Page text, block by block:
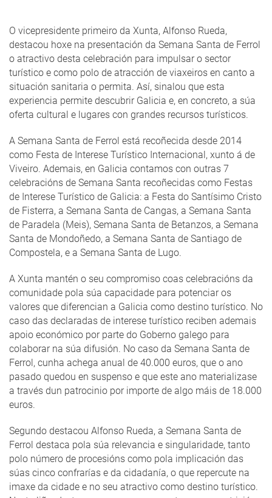
O vicepresidente primeiro da Xunta, Alfonso Rueda,
destacou hoxe na presentación da Semana Santa de Ferrol
o atractivo desta celebración para impulsar o sector
turístico e como polo de atracción de viaxeiros en canto a
situación sanitaria o permita. Así, sinalou que esta
experiencia permite descubrir Galicia e, en concreto, a súa
oferta cultural e lugares con grandes recursos turísticos.
A Semana Santa de Ferrol está recoñecida desde 2014
como Festa de Interese Turístico Internacional, xunto á de
Viveiro. Ademais, en Galicia contamos con outras 7
celebracións de Semana Santa recoñecidas como Festas
de Interese Turístico de Galicia: a Festa do Santísimo Cristo
de Fisterra, a Semana Santa de Cangas, a Semana Santa
de Paradela (Meis), Semana Santa de Betanzos, a Semana
Santa de Mondoñedo, a Semana Santa de Santiago de
Compostela, e a Semana Santa de Lugo.
A Xunta mantén o seu compromiso coas celebracións da
comunidade pola súa capacidade para potenciar os
valores que diferencian a Galicia como destino turístico. No
caso das declaradas de interese turístico reciben ademais
apoio económico por parte do Goberno galego para
colaborar na súa difusión. No caso da Semana Santa de
Ferrol, cunha achega anual de 40.000 euros, que o ano
pasado quedou en suspenso e que este ano materializase
a través dun patrocinio por importe de algo máis de 18.000
euros.
Segundo destacou Alfonso Rueda, a Semana Santa de
Ferrol destaca pola súa relevancia e singularidade, tanto
polo número de procesións como pola implicación das
súas cinco confrarías e da cidadanía, o que repercute na
imaxe da cidade e no seu atractivo como destino turístico.